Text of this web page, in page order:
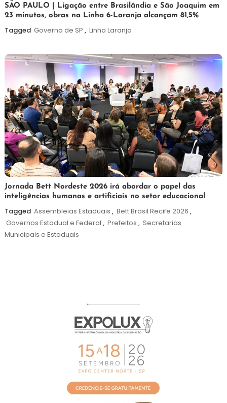
19
de
maio
Maurilio
SÃO PAULO | Ligação entre Brasilândia e São Joaquim em
23 minutos, obras na Linha 6-Laranja alcançam 81,5%
Tagged Governo de SP , Linha Laranja
19
de
maio
de
2026
Maurilio
Jornada Bett Nordeste 2026 irá abordar o papel das
inteligências humanas e artificiais no setor educacional
Tagged Assembleias Estaduais , Bett Brasil Recife 2026 ,
Governos Estadual e Federal , Prefeitos , Secretarias
Municipais e Estaduais